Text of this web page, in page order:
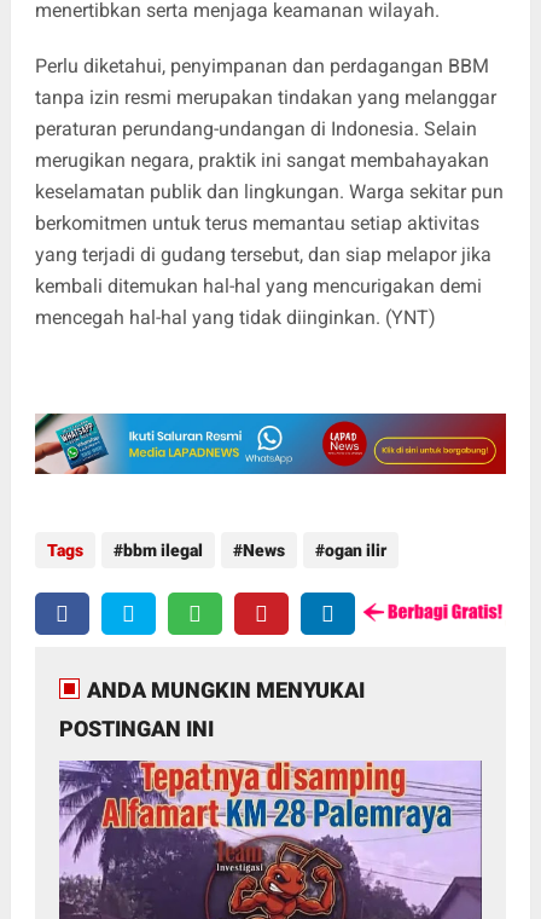
menertibkan serta menjaga keamanan wilayah.
Perlu diketahui, penyimpanan dan perdagangan BBM
tanpa izin resmi merupakan tindakan yang melanggar
peraturan perundang-undangan di Indonesia. Selain
merugikan negara, praktik ini sangat membahayakan
keselamatan publik dan lingkungan. Warga sekitar pun
berkomitmen untuk terus memantau setiap aktivitas
yang terjadi di gudang tersebut, dan siap melapor jika
kembali ditemukan hal-hal yang mencurigakan demi
mencegah hal-hal yang tidak diinginkan. (YNT)
Tags bbm ilegal News ogan ilir
ANDA MUNGKIN MENYUKAI
POSTINGAN INI